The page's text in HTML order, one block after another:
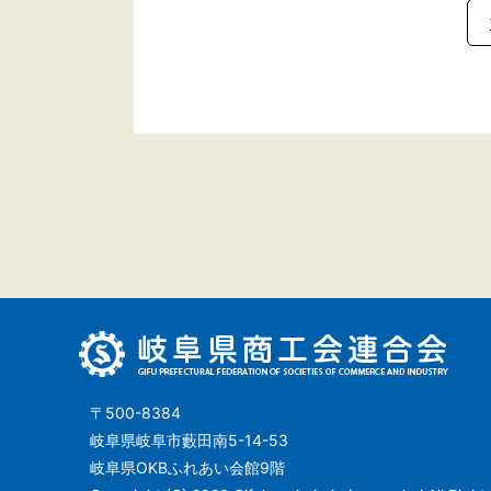
〒500-8384
岐阜県岐阜市藪田南5-14-53
岐阜県OKBふれあい会館9階